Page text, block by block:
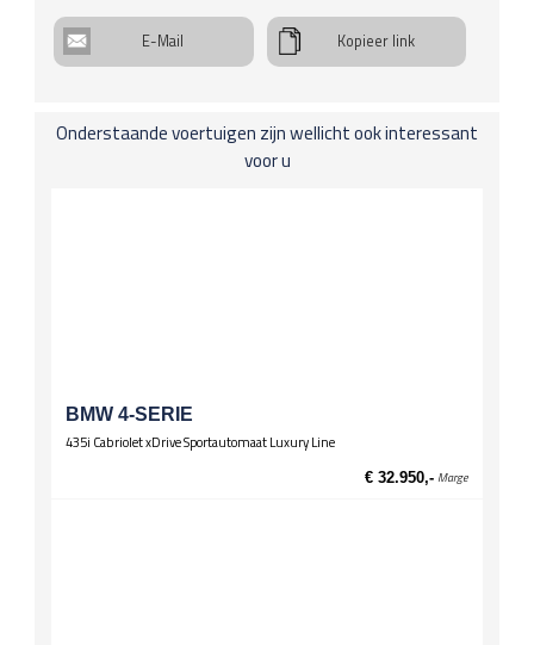
Koplichten / Verlichting
Bi-xenon-koplampen
Lichtmetalen velgen 17 inch
Zittingen
E-Mail Kopieer link
Onderstaande voertuigen zijn wellicht ook interessant
voor u
BMW 4-SERIE
435i Cabriolet xDrive Sportautomaat Luxury Line
€ 32.950,- Marge